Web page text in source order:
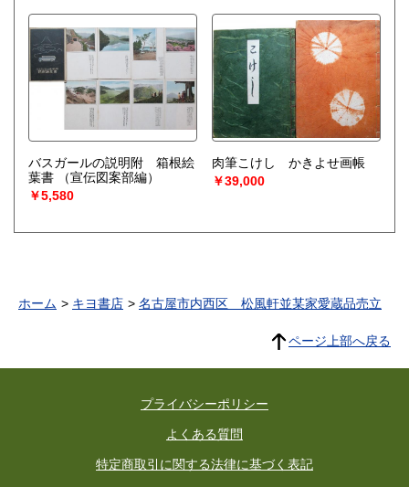
バスガールの説明附 箱根絵
葉書
（宣伝図案部編）
￥5,580
肉筆こけし かきよせ画帳
￥39,000
ホーム キヨ書店 名古屋市内西区 松風軒並某家愛蔵品売立
ページ上部へ戻る
プライバシーポリシー
よくある質問
特定商取引に関する法律に基づく表記